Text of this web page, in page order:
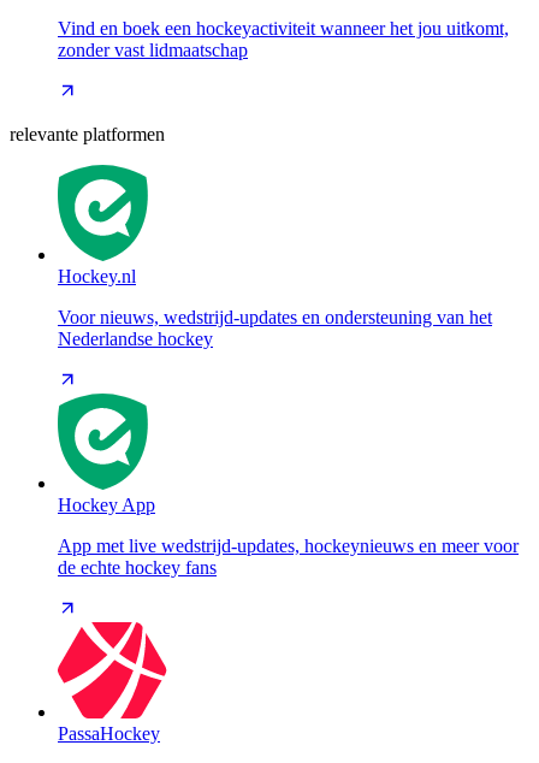
Vind en boek een hockeyactiviteit wanneer het jou uitkomt,
zonder vast lidmaatschap
relevante platformen
Hockey.nl
Voor nieuws, wedstrijd-updates en ondersteuning van het
Nederlandse hockey
Hockey App
App met live wedstrijd-updates, hockeynieuws en meer voor
de echte hockey fans
PassaHockey